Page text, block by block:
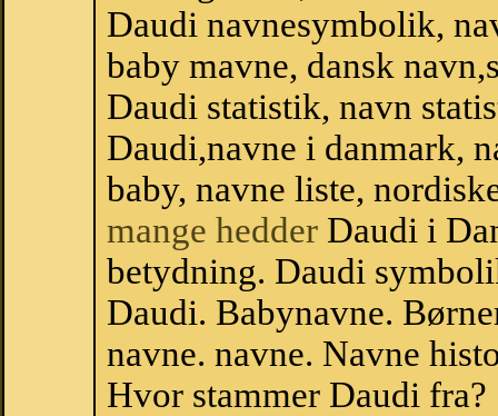
Daudi navnesymbolik,
baby mavne, dansk
Daudi statistik, navn
Daudi,navne i danmark,
baby, navne liste,
mange hedder Daudi i
betydning. Daudi
Daudi. Babynavne.
navne. navne. Navne
Hvor stammer Daudi fra?